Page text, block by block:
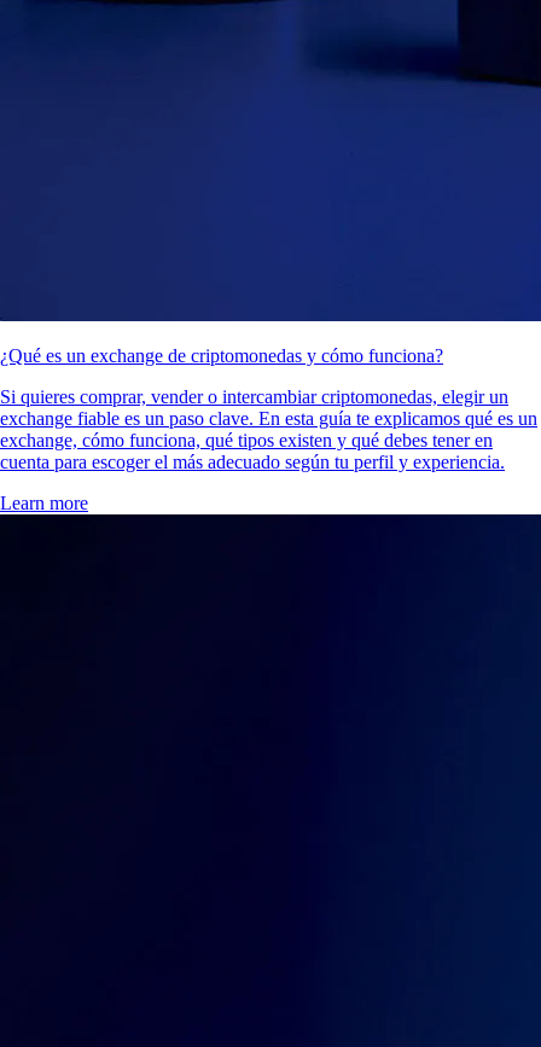
¿Qué es un exchange de criptomonedas y cómo funciona?
Si quieres comprar, vender o intercambiar criptomonedas, elegir un
exchange fiable es un paso clave. En esta guía te explicamos qué es un
exchange, cómo funciona, qué tipos existen y qué debes tener en
cuenta para escoger el más adecuado según tu perfil y experiencia.
Learn more